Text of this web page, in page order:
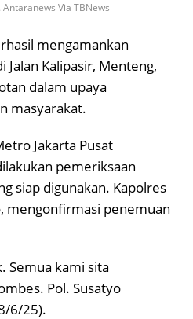
Via TBNews
mengamankan
Kalipasir, Menteng,
dalam upaya
masyarakat.
Jakarta Pusat
pemeriksaan
siap digunakan. Kapolres
mengonfirmasi penemuan
Semua kami sita
Pol. Susatyo
6/25).